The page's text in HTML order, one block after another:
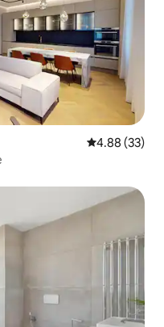
औसत रेटिंग 5 में
4.88 (33)